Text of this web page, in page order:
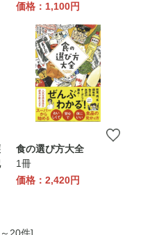
価格：1,100円
食の選び方大全
1冊
価格：2,420円